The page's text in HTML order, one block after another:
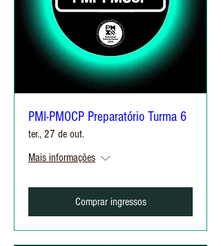
PMI-PMOCP Preparatório Turma 6
ter., 27 de out.
Mais informações
Comprar ingressos